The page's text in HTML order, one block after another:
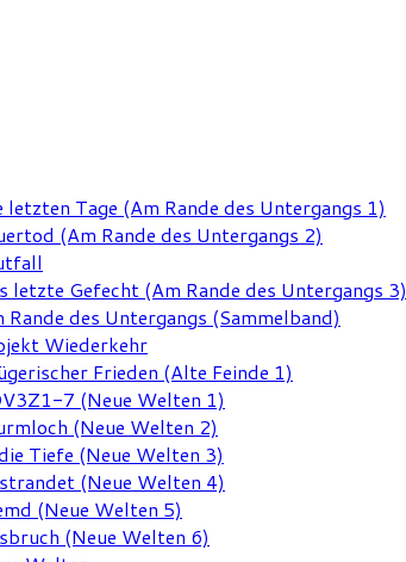
letzten Tage (Am Rande des Untergangs 1)
(Am Rande des Untergangs 2)
letzte Gefecht (Am Rande des Untergangs 3)
Rande des Untergangs (Sammelband)
Wiederkehr
Frieden (Alte Feinde 1)
7 (Neue Welten 1)
(Neue Welten 2)
Tiefe (Neue Welten 3)
(Neue Welten 4)
(Neue Welten 5)
(Neue Welten 6)